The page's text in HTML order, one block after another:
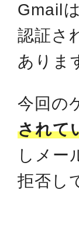
Gmail
認証さ
ありま
今回の
されて
しメー
拒否し